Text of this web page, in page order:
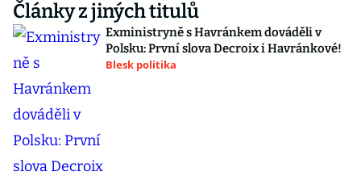
Články z jiných titulů
Exministryně s Havránkem dováděli v
Polsku: První slova Decroix i Havránkové!
Blesk politika